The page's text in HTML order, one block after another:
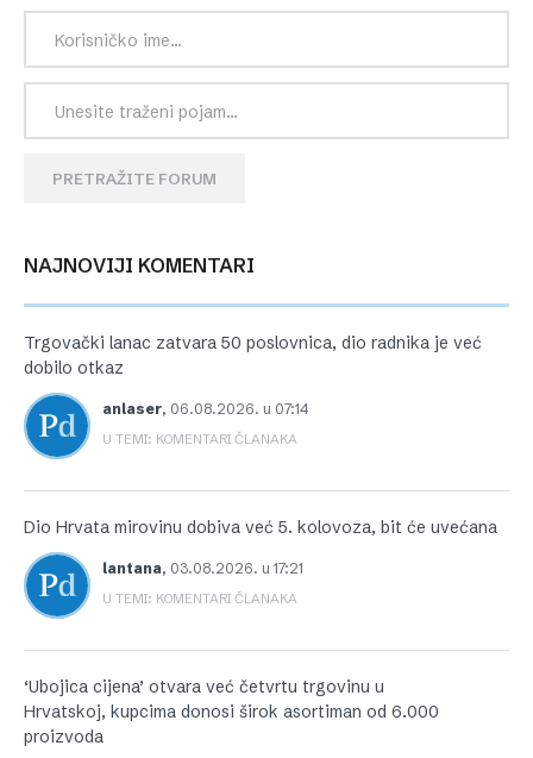
PRETRAŽITE FORUM
NAJNOVIJI KOMENTARI
Trgovački lanac zatvara 50 poslovnica, dio radnika je već
dobilo otkaz
anlaser, 06.08.2026. u 07:14
U TEMI: KOMENTARI ČLANAKA
Dio Hrvata mirovinu dobiva već 5. kolovoza, bit će uvećana
lantana, 03.08.2026. u 17:21
U TEMI: KOMENTARI ČLANAKA
‘Ubojica cijena’ otvara već četvrtu trgovinu u
Hrvatskoj, kupcima donosi širok asortiman od 6.000
proizvoda